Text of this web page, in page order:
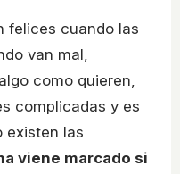
felices cuando las
van mal,
como quieren,
complicadas y es
existen las
viene marcado si